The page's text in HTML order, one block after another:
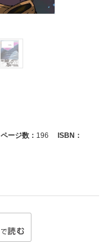
ページ数： 196
ISBN：